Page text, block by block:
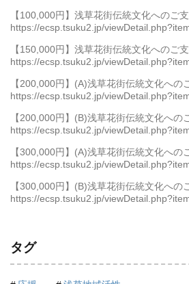
【100,000円】浅草花街伝統文化へのご
https://ecsp.tsuku2.jp/
【150,000円】浅草花街伝統文化へのご
https://ecsp.tsuku2.jp/
【200,000円】(A)浅草花街伝統文化への
https://ecsp.tsuku2.jp/
【200,000円】(B)浅草花街伝統文化への
https://ecsp.tsuku2.jp/
【300,000円】(A)浅草花街伝統文化への
https://ecsp.tsuku2.jp/
【300,000円】(B)浅草花街伝統文化への
https://ecsp.tsuku2.jp/
タグ